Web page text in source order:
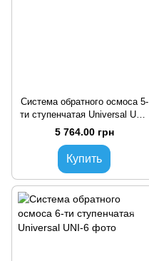
Система обратного осмоса 5-
ти ступенчатая Universal UNI-
5
5 764.00 грн
Купить